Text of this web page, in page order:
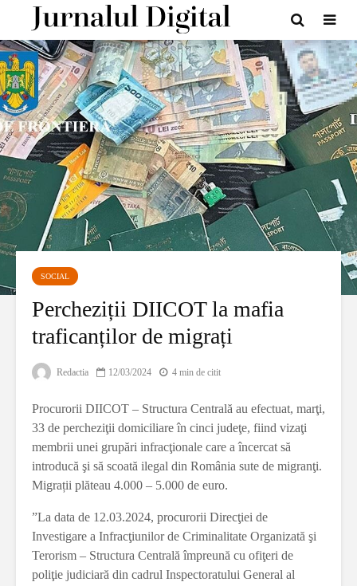
SOCIAL
Percheziții DIICOT la mafia
traficanților de migrați
Redactia 12/03/2024 4 min de citit
Procurorii DIICOT – Structura Centrală au efectuat, marţi,
33 de percheziţii domiciliare în cinci judeţe, fiind vizaţi
membrii unei grupări infracţionale care a încercat să
introducă şi să scoată ilegal din România sute de migranţi.
Migrații plăteau 4.000 – 5.000 de euro.
”La data de 12.03.2024, procurorii Direcţiei de
Investigare a Infracţiunilor de Criminalitate Organizată şi
Terorism – Structura Centrală împreună cu ofiţeri de
poliţie judiciară din cadrul Inspectoratului General al